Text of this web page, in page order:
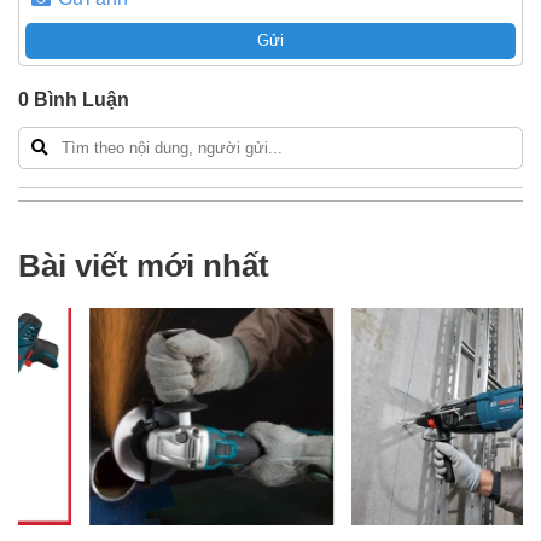
Gửi
0 Bình Luận
Bài viết mới nhất